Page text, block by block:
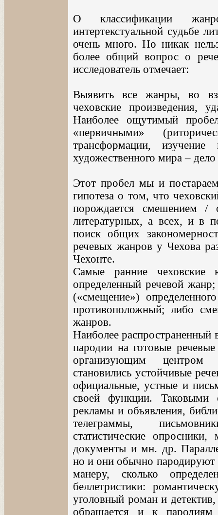
О классификации
интертекстуальной судьбе
очень много. Но никак
более общий вопрос о
исследователь отмечает:
Выявить все жанры, во
чеховские произведения,
Наиболее ощутимый
«первичными»
трансформации,
художественного мира –
Этот пробел мы и
гипотеза о том, что
порождается смешением
литературных, а всех, и в
поиск общих
речевых жанров у Чехова
Чехонте.
Самые ранние
определенный речевой
(«смещение»)
противоположный; либо
жанров.
Наиболее распространенный
пародии на готовые
организующим центром
становились устойчивые
официальные, устные и
своей функции. Таковыми
рекламы и объявления,
телеграммы,
статистические
документы и мн. др.
но и они обычно пародируют
манеру, сколько
беллетристики:
уголовный роман и
обращается и к пародиям